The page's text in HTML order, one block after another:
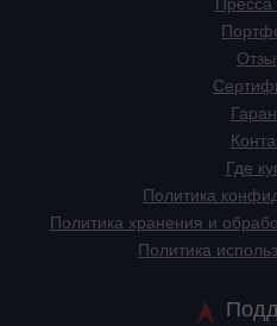
Где
Политика
Политика хранения и
Политика